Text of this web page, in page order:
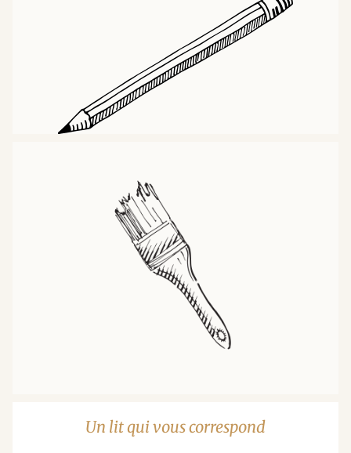
Un lit qui vous correspond